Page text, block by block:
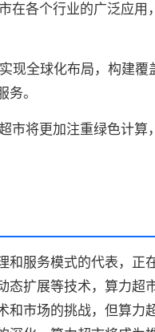
在各个行业的广泛应
现全球化布局，构建
。
市将更加注重绿色计算
和服务模式的代表，正
态扩展等技术，算力超
和市场的挑战，但算力